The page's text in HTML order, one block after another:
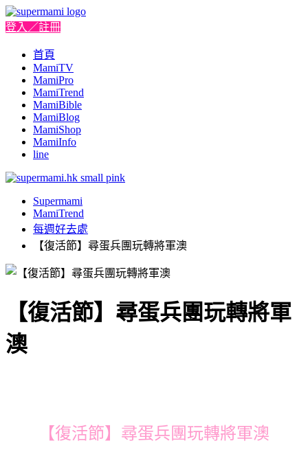
登入／註冊
首頁
MamiTV
MamiPro
MamiTrend
MamiBible
MamiBlog
MamiShop
MamiInfo
line
Supermami
MamiTrend
每週好去處
【復活節】尋蛋兵團玩轉將軍澳
【復活節】尋蛋兵團玩轉將軍
澳
【復活節】尋蛋兵團玩轉將軍澳